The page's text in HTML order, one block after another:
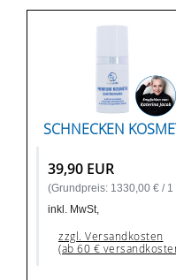
SCHNECKEN
39,90 EUR
(Grundpreis: 1330,00 € / 1
inkl. MwSt,
zzgl. Versandkosten
(ab 60 €